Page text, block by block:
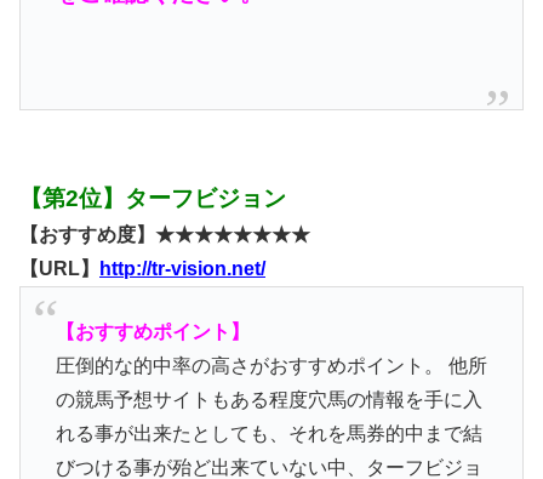
【第2位】ターフビジョン
【おすすめ度】★★★★★★★★
【URL】
http://tr-vision.net/
【おすすめポイント】
圧倒的な的中率の高さがおすすめポイント。 他所
の競馬予想サイトもある程度穴馬の情報を手に入
れる事が出来たとしても、それを馬券的中まで結
びつける事が殆ど出来ていない中、ターフビジョ